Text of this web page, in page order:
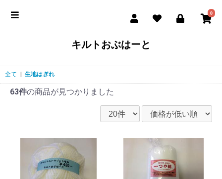
0
キルトおぶはーと
全て 生地はぎれ
63件の商品が見つかりました